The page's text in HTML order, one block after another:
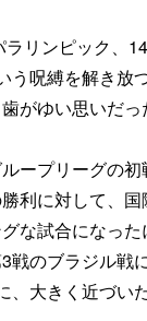
リンピック、
う呪縛を解き放
がゆい思いだっ
ープリーグの
利に対して、
な試合になっ
戦のブラジル戦
、大きく近づい